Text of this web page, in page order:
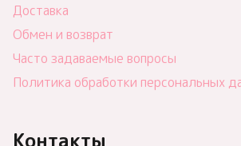
Доставка
Обмен и возврат
Часто задаваемые вопросы
Политика обработки персональных
Контакты